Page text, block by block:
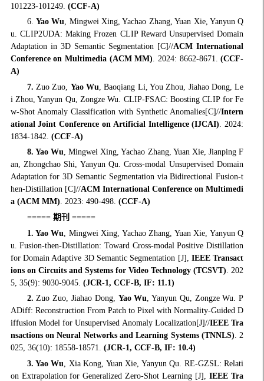
101223-101249. (CCF-A)
6. Yao Wu, Mingwei Xing, Yachao Zhang, Yuan Xie, Yanyun Q
u. CLIP2UDA: Making Frozen CLIP Reward Unsupervised Domain
Adaptation in 3D Semantic Segmentation [C]//ACM International
Conference on Multimedia (ACM MM). 2024: 8662-8671.(CCF-
A)
7. Zuo Zuo, Yao Wu , Baoqiang Li, You Zhou, Jiahao Dong, Le
i Zhou, Yanyun Qu, Zongze Wu. CLIP-FSAC: Boosting CLIP for Fe
w-Shot Anomaly Classification with Synthetic Anomalies[C]//Intern
ational Joint Conference on Artificial Intelligence (IJCAI) . 2024:
1834-1842. (CCF-A)
8. Yao Wu, Mingwei Xing, Yachao Zhang, Yuan Xie, Jianping F
an, Zhongchao Shi, Yanyun Qu. Cross-modal Unsupervised Domain
Adaptation for 3D Semantic Segmentation via Bidirectional Fusion-t
hen-Distillation [C]//ACM International Conference on Multimedi
a (ACM MM). 2023: 490-498. (CCF-A)
===== 期刊 =====
1.Yao Wu , Mingwei Xing, Yachao Zhang, Yuan Xie, Yanyun Q
u. Fusion-then-Distillation: Toward Cross-modal Positive Distillation
for Domain Adaptive 3D Semantic Segmentation [J], IEEE Transact
ions on Circuits and Systems for Video Technology (TCSVT) . 202
5, 35(9): 9030-9045. (JCR-1, CCF-B, IF: 11.1)
2.Zuo Zuo, Jiahao Dong, Yao Wu, Yanyun Qu, Zongze Wu. P
ADiff: Reconstruction From Patch to Pixel with Normality-Guided D
iffusion Model for Unsupervised Anomaly Localization[J]//IEEE Tra
nsactions on Neural Networks and Learning Systems (TNNLS). 2
025, 36(10): 18558-18571. (JCR-1, CCF-B, IF: 10.4)
3.Yao Wu , Xia Kong, Yuan Xie, Yanyun Qu. RE-GZSL: Relati
on Extrapolation for Generalized Zero-Shot Learning [J],IEEE Tra